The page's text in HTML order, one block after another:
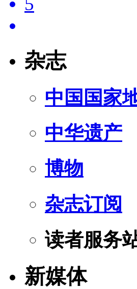
杂志
中国国家
中华遗产
博物
杂志订阅
读者服务
新媒体